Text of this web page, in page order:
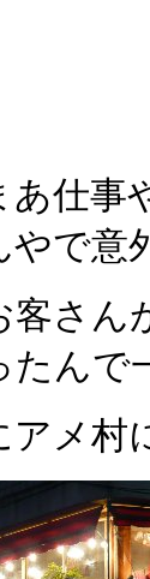
仕事
やで意
客さん
たんで
アメ村